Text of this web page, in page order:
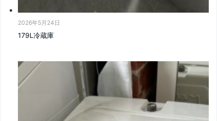
2026年5月24日
179L冷蔵庫